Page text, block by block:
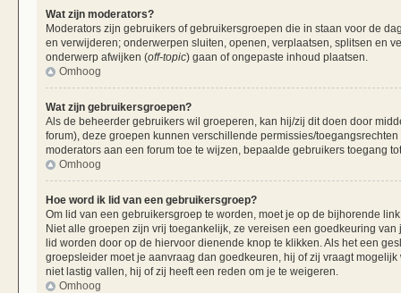
Wat zijn moderators?
Moderators zijn gebruikers of gebruikersgroepen die in staan voor de
en verwijderen; onderwerpen sluiten, openen, verplaatsen, splitsen en
onderwerp afwijken (off-topic) gaan of ongepaste inhoud plaatsen.
Omhoog
Wat zijn gebruikersgroepen?
Als de beheerder gebruikers wil groeperen, kan hij/zij dit doen door
forum), deze groepen kunnen verschillende permissies/
moderators aan een forum toe te wijzen, bepaalde gebruikers toegang
Omhoog
Hoe word ik lid van een gebruikersgroep?
Om lid van een gebruikersgroep te worden, moet je op de bijhorende
Niet alle groepen zijn vrij toegankelijk, ze vereisen een goedkeuring
lid worden door op de hiervoor dienende knop te klikken. Als het een
groepsleider moet je aanvraag dan goedkeuren, hij of zij vraagt
niet lastig vallen, hij of zij heeft een reden om je te weigeren.
Omhoog